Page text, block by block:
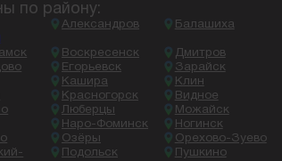
по району:
Александров Балашиха
Воскресенск
Дмитров
Егорьевск
Зарайск
Кашира
Клин
Красногорск
Видное
Люберцы
Можайск
Наро-Фоминск
Ногинск
Озёры
Орехово-Зуево
Подольск Пушкино